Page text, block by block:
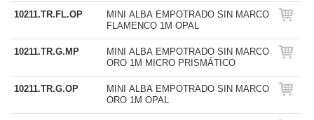
10211.TR.FL.OP
MINI ALBA EMPOTRADO SIN MARCO
FLAMENCO 1M OPAL
10211.TR.G.MP
MINI ALBA EMPOTRADO SIN MARCO
ORO 1M MICRO PRISMÁTICO
10211.TR.G.OP
MINI ALBA EMPOTRADO SIN MARCO
ORO 1M OPAL